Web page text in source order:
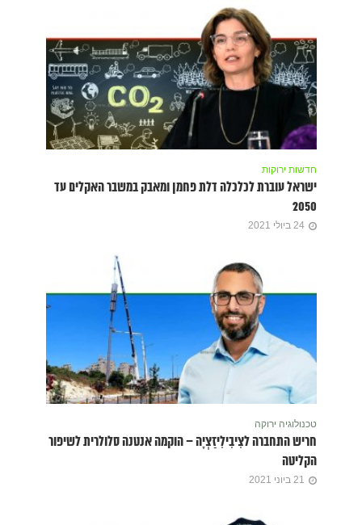
חדשות ירוקות
ישראל עוברת לכלכלה דלת פחמן ומאבק במשבר האקלים עד
2050
24 ביולי 2021
טכנולוגיה ירוקה
חריש התחברה לצִיבִילִיזַצְיָה – הוקמה אנטנה סלולרית לשיפור
הקליטה
21 ביוני 2021